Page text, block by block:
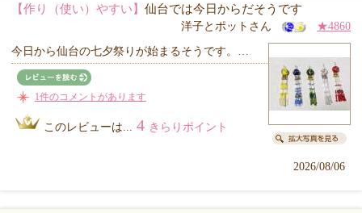
【作り（使い）やすい】 仙台では今日からだそうです
洋子とポットさん ★4860
今日から仙台の七夕祭りが始まるそうです。…
1件のコメントがあります
このレビューは... 4 きらりポイント
2026/08/06